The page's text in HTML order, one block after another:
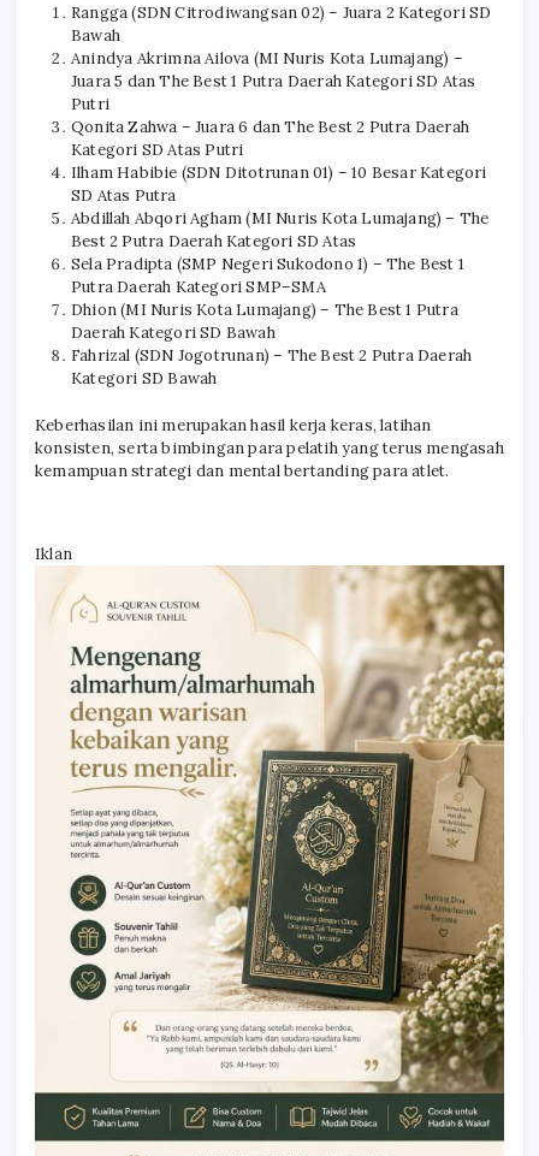
Rangga (SDN Citrodiwangsan 02) – Juara 2 Kategori SD
Bawah
Anindya Akrimna Ailova (MI Nuris Kota Lumajang) –
Juara 5 dan The Best 1 Putra Daerah Kategori SD Atas
Putri
Qonita Zahwa – Juara 6 dan The Best 2 Putra Daerah
Kategori SD Atas Putri
Ilham Habibie (SDN Ditotrunan 01) – 10 Besar Kategori
SD Atas Putra
Abdillah Abqori Agham (MI Nuris Kota Lumajang) – The
Best 2 Putra Daerah Kategori SD Atas
Sela Pradipta (SMP Negeri Sukodono 1) – The Best 1
Putra Daerah Kategori SMP–SMA
Dhion (MI Nuris Kota Lumajang) – The Best 1 Putra
Daerah Kategori SD Bawah
Fahrizal (SDN Jogotrunan) – The Best 2 Putra Daerah
Kategori SD Bawah
Keberhasilan ini merupakan hasil kerja keras, latihan
konsisten, serta bimbingan para pelatih yang terus mengasah
kemampuan strategi dan mental bertanding para atlet.
Iklan